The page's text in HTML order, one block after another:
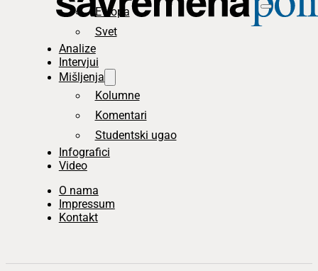
Evropa
Svet
Analize
Intervjui
Mišljenja
Kolumne
Komentari
Studentski ugao
Infografici
Video
O nama
Impressum
Kontakt